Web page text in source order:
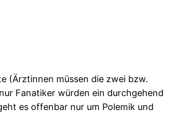
(Ärztinnen müssen die zwei bzw.
Fanatiker würden ein durchgehend
es offenbar nur um Polemik und